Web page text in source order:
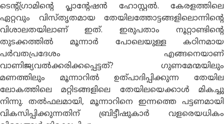
ടെൻ്റ്ഗ്രാമിൻ്റെ പ്ലാൻ്റേഷൻ ഹോസ്റ്റൽ. കേരളത്തിലെ
ഏറ്റവും വിസ്തൃതമായ തേയിലത്തോട്ടങ്ങളിലൊന്നിൻ്റെ
വിശാലതയിലാണ് ഇത്. ഇരുപതാം നൂറ്റാണ്ടിൻ്റെ
തുടക്കത്തിൽ മൂന്നാർ പോലെയുള്ള കഠിനമായ
പർവതപ്രദേശം എങ്ങനെയാണ്
വാണിജ്യവൽക്കരിക്കപ്പെട്ടത്? ഗുണമേന്മയിലും
മണത്തിലും മൂന്നാറിൽ ഉത്പാദിപ്പിക്കുന്ന തേയില
ലോകത്തിലെ മറ്റിടങ്ങളിലെ തേയിലയെക്കാൾ മികച്ചു
നിന്നു. തൽഫലമായി, മൂന്നാറിനെ ഇന്നത്തെ പട്ടണമായി
വികസിപ്പിക്കുന്നതിന് ബ്രിട്ടീഷുകാർ വളരെയധികം